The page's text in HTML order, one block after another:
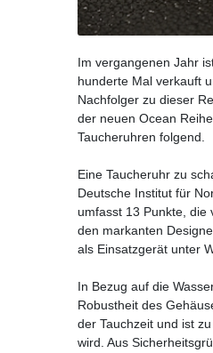
Im vergangenen Jahr
hunderte Mal verkauft
Nachfolger zu dieser
der neuen Ocean
Taucheruhren folgend.
Eine Taucheruhr zu
Deutsche Institut für
umfasst 13 Punkte, die
den markanten
als Einsatzgerät unter
In Bezug auf die
Robustheit des
der Tauchzeit und ist
wird. Aus